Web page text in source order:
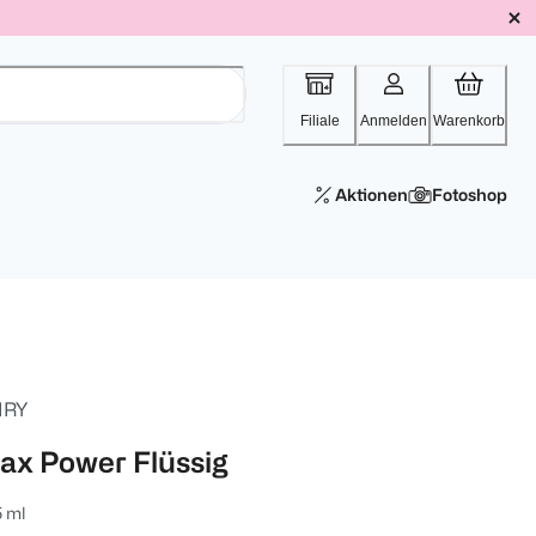
Filiale Anmelden Warenkorb
Aktionen Fotoshop
Power Flüssig
ml